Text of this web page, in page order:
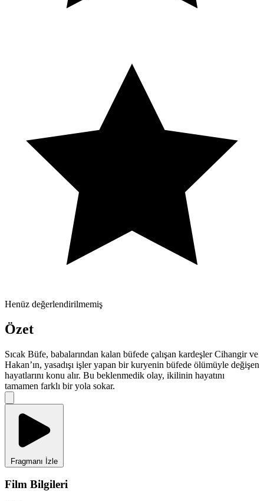
Henüz değerlendirilmemiş
Özet
Sıcak Büfe, babalarından kalan büfede çalışan kardeşler Cihangir ve
Hakan’ın, yasadışı işler yapan bir kuryenin büfede ölümüyle değişen
hayatlarını konu alır. Bu beklenmedik olay, ikilinin hayatını
tamamen farklı bir yola sokar.
Fragmanı İzle
Film Bilgileri